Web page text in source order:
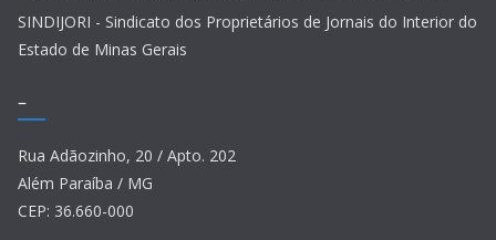
SINDIJORI - Sindicato dos Proprietários de Jornais do Interior do
Estado de Minas Gerais
–
Rua Adãozinho, 20 / Apto. 202
Além Paraíba / MG
CEP: 36.660-000